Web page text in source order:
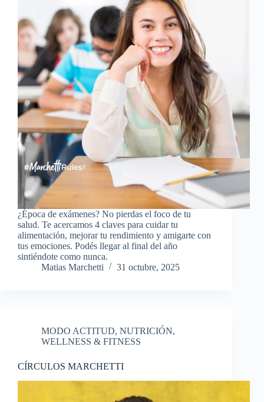
¿Época de exámenes? No pierdas el foco de tu
salud. Te acercamos 4 claves para cuidar tu
alimentación, mejorar tu rendimiento y amigarte con
tus emociones. Podés llegar al final del año
sintiéndote como nunca.
Matias Marchetti
31 octubre, 2025
MODO ACTITUD, NUTRICIÓN,
WELLNESS & FITNESS
CÍRCULOS MARCHETTI